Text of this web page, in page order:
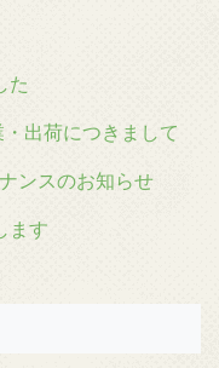
た
出荷につきまして
ンスのお知らせ
ます